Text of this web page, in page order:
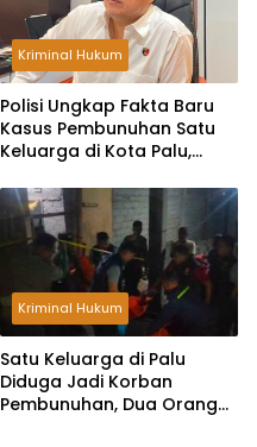
Kriminal Hukum
Polisi Ungkap Fakta Baru
Kasus Pembunuhan Satu
Keluarga di Kota Palu,
Kriminal Hukum
Satu Keluarga di Palu
Diduga Jadi Korban
Pembunuhan, Dua Orang